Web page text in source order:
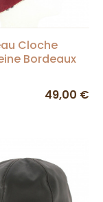
Cloche
Bordeaux
Tartan-
49,00 €